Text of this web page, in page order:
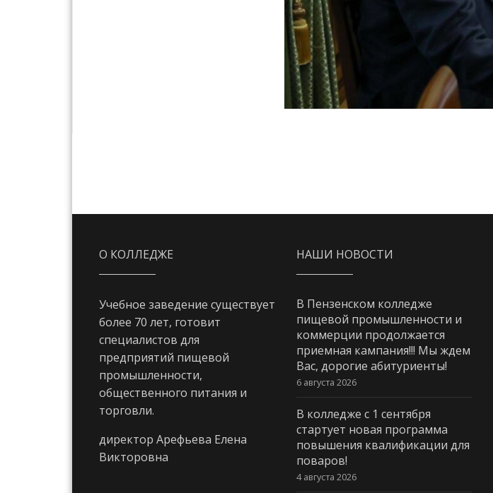
О КОЛЛЕДЖЕ
Учебное заведение существует
более 70 лет, готовит
специалистов для
предприятий пищевой
промышленности,
общественного питания и
торговли.
директор Арефьева Елена
Викторовна
НАШИ НОВОСТИ
В Пензенском колледже
пищевой промышленности и
коммерции продолжается
приемная кампания!!! Мы ждем
Вас, дорогие абитуриенты!
6 августа 2026
В колледже с 1 сентября
стартует новая программа
повышения квалификации для
поваров!
4 августа 2026